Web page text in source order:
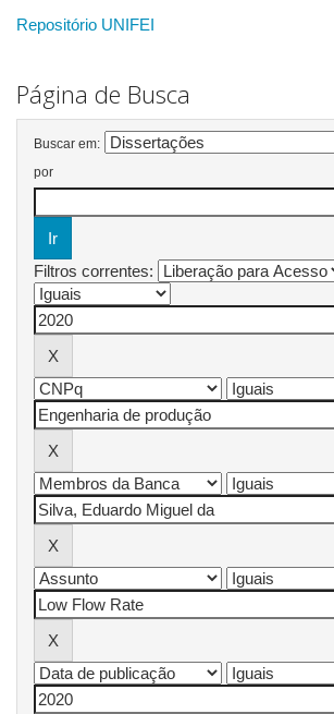
Repositório UNIFEI
Página de Busca
Buscar em:
por
Filtros correntes: